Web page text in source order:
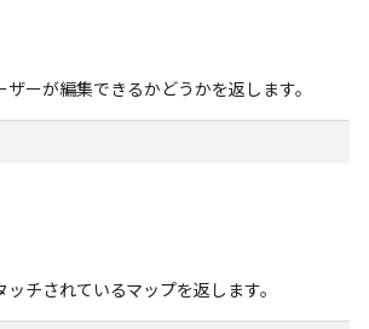
ザーが編集できるかどうかを返します。
チされているマップを返します。